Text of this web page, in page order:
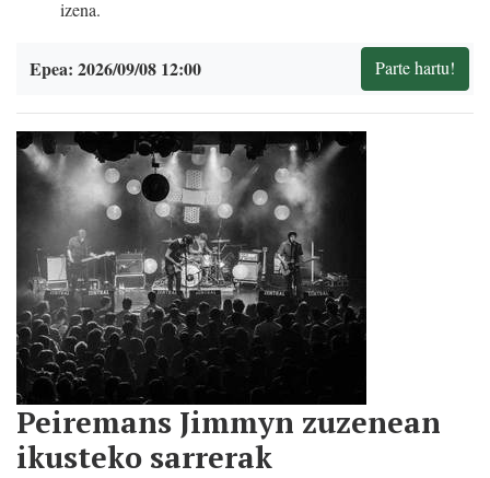
izena.
Epea: 2026/09/08 12:00 Parte hartu!
Peiremans Jimmyn zuzenean
ikusteko sarrerak